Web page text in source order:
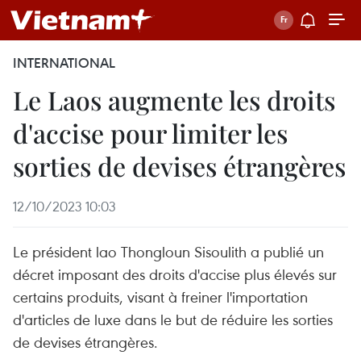
INTERNATIONAL
Le Laos augmente les droits
d'accise pour limiter les
sorties de devises étrangères
12/10/2023 10:03
Le président lao Thongloun Sisoulith a publié un
décret imposant des droits d'accise plus élevés sur
certains produits, visant à freiner l'importation
d'articles de luxe dans le but de réduire les sorties
de devises étrangères.